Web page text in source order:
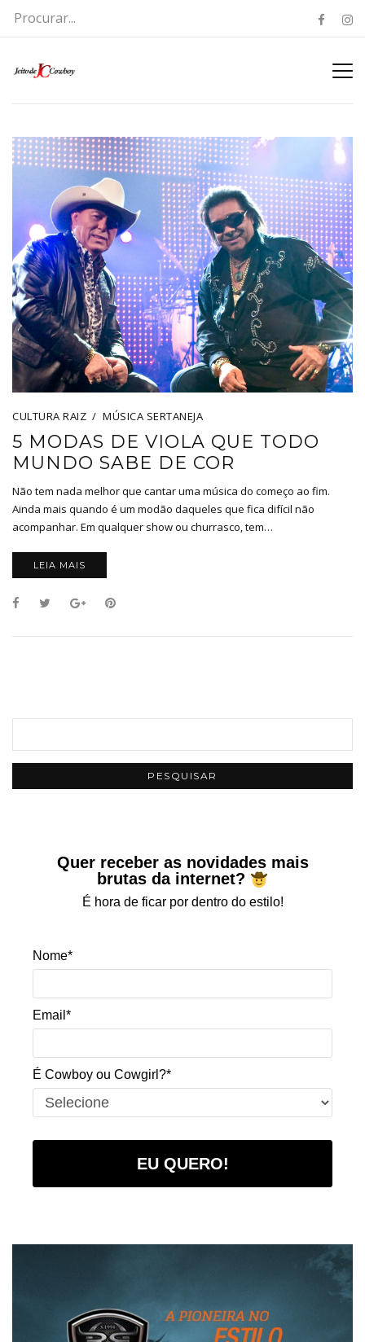
CULTURA RAIZ MÚSICA SERTANEJA
5 MODAS DE VIOLA QUE TODO
MUNDO SABE DE COR
Não tem nada melhor que cantar uma música do começo ao fim.
Ainda mais quando é um modão daqueles que fica difícil não
acompanhar. Em qualquer show ou churrasco, tem…
LEIA MAIS
Quer receber as novidades mais
brutas da internet?
É hora de ficar por dentro do estilo!
Nome*
Email*
É Cowboy ou Cowgirl?*
EU QUERO!